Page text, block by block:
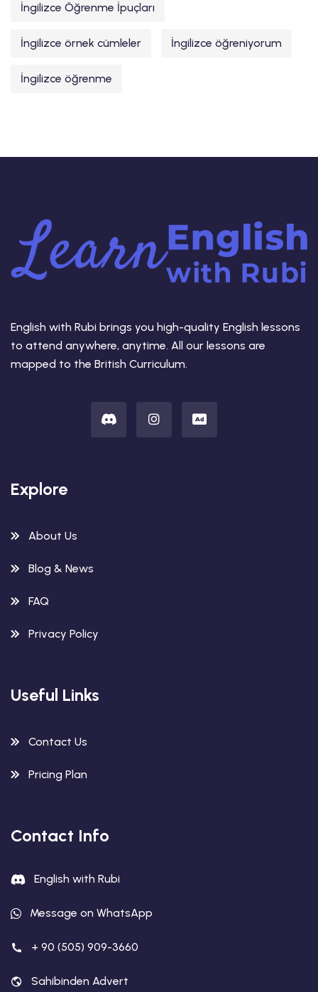
İngilizce Öğrenme İpuçları
İngilizce örnek cümleler İngilizce öğreniyorum
İngilizce öğrenme
English with Rubi brings you high-quality English lessons
to attend anywhere, anytime. All our lessons are
mapped to the British Curriculum.
Explore
About Us
Blog & News
FAQ
Privacy Policy
Useful Links
Contact Us
Pricing Plan
Contact Info
English with Rubi
Message on WhatsApp
+ 90 (505) 909-3660
Sahibinden Advert